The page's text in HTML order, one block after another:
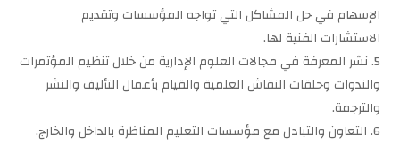
الإسهام في حل المشاكل التي تواجه المؤسسات وتقديم
الاستشارات الفنية لها.
نشر المعرفة في مجالات العلوم الإدارية من خلال تنظيم المؤتمرات
والندوات وحلقات النقاش العلمية والقيام بأعمال التأليف والنشر
والترجمة.
التعاون والتبادل مع مؤسسات التعليم المناظرة بالداخل والخارج.